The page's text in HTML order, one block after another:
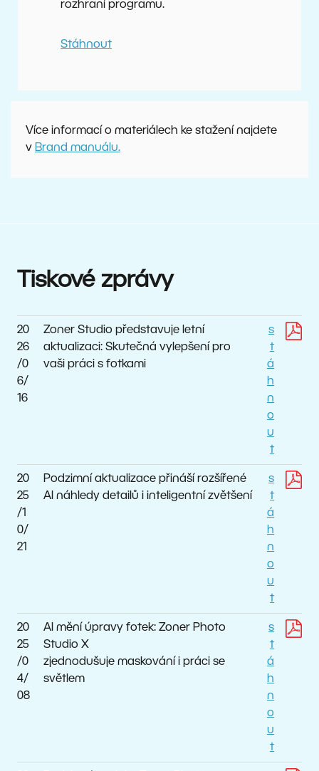
rozhraní programu.
Stáhnout
Více informací o materiálech ke stažení najdete
v Brand manuálu.
Tiskové zprávy
20
26
/0
6/
16
Zoner Studio představuje letní
aktualizaci: Skutečná vylepšení pro
vaši práci s fotkami
s
t
á
h
n
o
u
t
20
25
/1
0/
21
Podzimní aktualizace přináší rozšířené
AI náhledy detailů i inteligentní zvětšení
s
t
á
h
n
o
u
t
20
25
/0
4/
08
AI mění úpravy fotek: Zoner Photo
Studio X
zjednodušuje maskování i práci se
světlem
s
t
á
h
n
o
u
t